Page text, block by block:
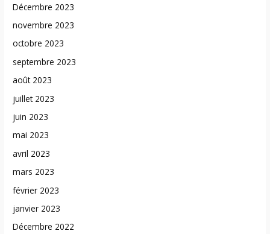
Décembre 2023
novembre 2023
octobre 2023
septembre 2023
août 2023
juillet 2023
juin 2023
mai 2023
avril 2023
mars 2023
février 2023
janvier 2023
Décembre 2022